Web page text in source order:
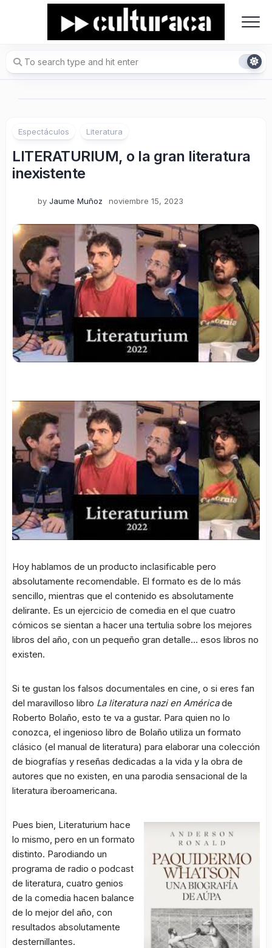
Espectáculos Literatura
LITERATURIUM, o la gran literatura
inexistente
by Jaume Muñoz noviembre 15, 2023
Hoy hablamos de un producto inclasificable pero
absolutamente recomendable. El formato es de lo más
sencillo, mientras que el contenido es absolutamente
delirante. Es un ejercicio de comedia en el que cuatro
cómicos se sientan a hacer una tertulia sobre los mejores
libros del año, con un pequeño gran detalle… esos libros no
existen.
Si te gustan los falsos documentales en cine, o si eres fan
del maravilloso libro La literatura nazi en Américade
Roberto Bolaño, esto te va a gustar. Para quien no lo
conozca, el ingenioso libro de Bolaño utiliza un formato
clásico (el manual de literatura) para elaborar una colección
de biografías y reseñas dedicadas a la vida y la obra de
autores que no existen, en una parodia sensacional de la
literatura iberoamericana.
Pues bien, Literaturium hace
lo mismo, pero en un formato
distinto. Parodiando un
programa de radio o podcast
de literatura, cuatro genios
de la comedia hacen balance
de lo mejor del año, con
resultados absolutamente
desternillantes.